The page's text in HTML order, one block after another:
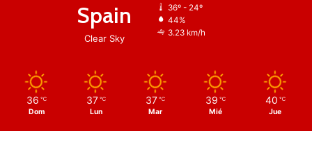
Spain
Clear Sky
36º - 24º
44%
3.23 km/h
36 ℃
Dom
37 ℃
Lun
37 ℃
Mar
39 ℃
Mié
40 ℃
Jue